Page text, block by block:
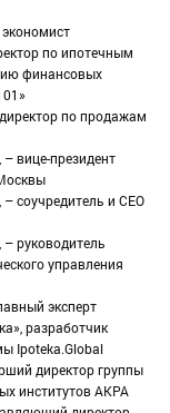
по ипотечным
финансовых
по продажам
вице-президент
соучредитель и CEO
руководитель
управления
эксперт
разработчик
Ipoteka.Global
директор группы
институтов АКРА